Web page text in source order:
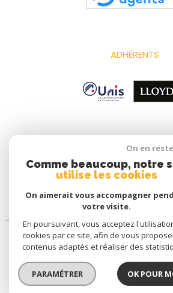
ADHÉRENTS
© 2026 | Tous droits réservés |
Nos Honoraires
Plan Du Site Mentions
Politique RGPD
On en
Comme beaucoup, notre
utilise les cookies
On aimerait vous accompagner
votre visite.
En poursuivant, vous acceptez
cookies par ce site, afin de vous
contenus adaptés et réaliser des
PARAMÉTRER OK POUR